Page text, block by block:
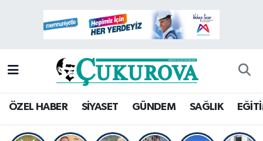
ÖZEL HABER SİYASET GÜNDEM SAĞLIK
Mersin Hava Durumu
Mersin Namaz Vakitleri
Mersin Trafik Yoğunluk Haritası